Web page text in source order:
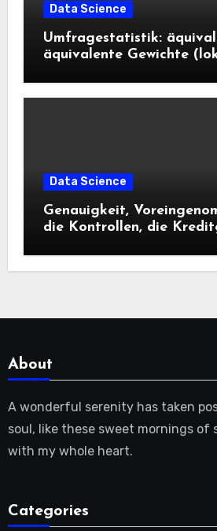
Data Science
Umfragestatistik:
äquivalente Gewichte
Data Science
Genauigkeit,
die Kontrollen, die
About
A wonderful serenity has taken
soul, like these sweet mornings of
with my whole heart.
Categories